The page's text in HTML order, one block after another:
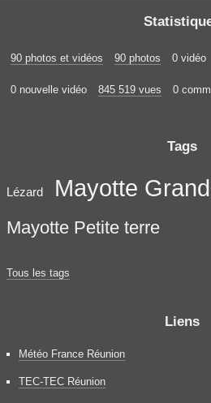
90 photos et vidéos 90 photos 0 vidéo
0 nouvelle vidéo 845 519 vues 0
Tags
Lézard Mayotte
Mayotte Petite terre
Tous les tags
Liens
Météo France Réunion
TEC-TEC Réunion